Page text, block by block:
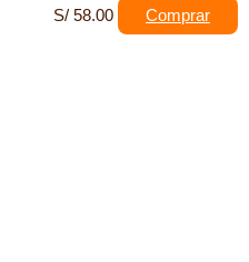
S/ 58.00 Comprar